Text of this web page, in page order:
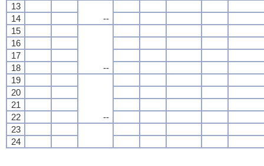
13
--
14
15
--
16
17
18
19
--
20
21
22
23
24